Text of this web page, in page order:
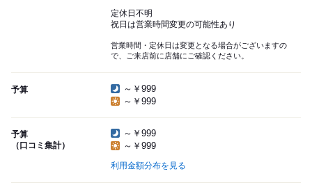
定休日不明
祝日は営業時間変更の可能性あり
営業時間・定休日は変更となる場合がございますの
で、ご来店前に店舗にご確認ください。
予算
～￥999
～￥999
予算
（口コミ集計）
～￥999
～￥999
利用金額分布を見る